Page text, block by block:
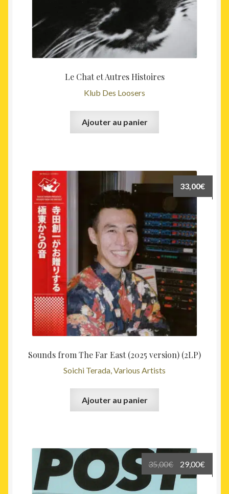
Le Chat et Autres Histoires
Klub Des Loosers
Ajouter au panier
Sounds from The Far East (2025 version) (2LP)
Soichi Terada, Various Artists
33,00€
Ajouter au panier
35,00€
Le
prix
29,00€
prix